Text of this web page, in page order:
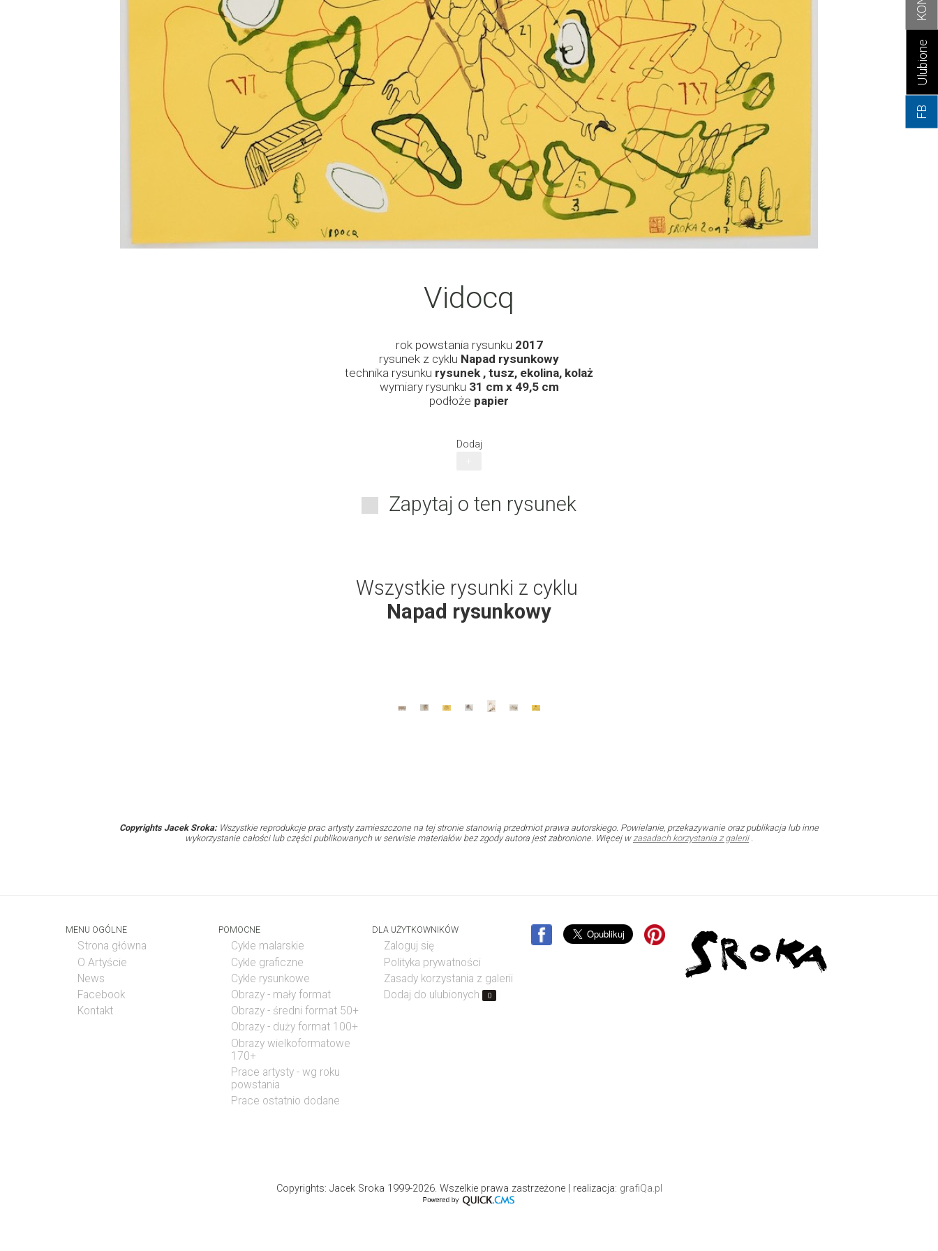
Ulubione
FB
Vidocq
rok powstania rysunku 2017
rysunek z cyklu Napad rysunkowy
technika rysunku rysunek , tusz, ekolina, kolaż
wymiary rysunku 31 cm x 49,5 cm
podłoże papier
Dodaj
Zapytaj o ten rysunek
Wszystkie rysunki z cyklu
Napad rysunkowy
Copyrights Jacek Sroka:Wszystkie reprodukcje prac artysty zamieszczone na tej stronie stanowią przedmiot prawa autorskiego. Powielanie, przekazywanie oraz publikacja lub inne
wykorzystanie całości lub części publikowanych w serwisie materiałów bez zgody autora jest zabronione. Więcej wzasadach korzystania z galerii.
MENU OGÓLNE
Strona główna
O Artyście
News
Facebook
Kontakt
POMOCNE
Cykle malarskie
Cykle graficzne
Cykle rysunkowe
Obrazy - mały format
Obrazy - średni format 50+
Obrazy - duży format 100+
Obrazy wielkoformatowe
170+
Prace artysty - wg roku
powstania
Prace ostatnio dodane
DLA UŻYTKOWNIKÓW
Zaloguj się
Polityka prywatności
Zasady korzystania z galerii
Dodaj do ulubionych
0
Copyrights: Jacek Sroka 1999-2026. Wszelkie prawa zastrzeżone | realizacja: grafiQa.pl